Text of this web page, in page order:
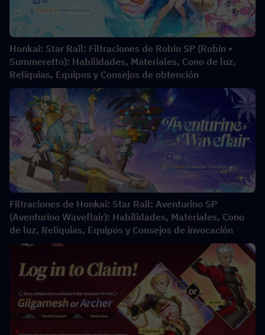
Honkai: Star Rail: Filtraciones de Robin SP (Robin •
Summeretto): Habilidades, Materiales, Cono de luz,
Reliquias, Equipos y Consejos de obtención
Filtraciones de Honkai: Star Rail: Aventurino SP
(Aventurino Waveflair): Habilidades, Materiales, Cono
de luz, Reliquias, Equipos y Consejos de invocación